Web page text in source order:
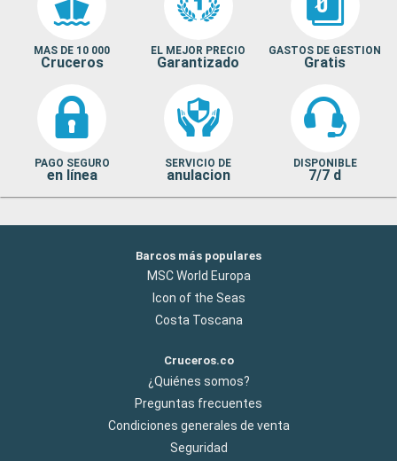
MAS DE 10 000
Cruceros
EL MEJOR PRECIO
Garantizado
GASTOS DE GESTION
Gratis
PAGO SEGURO
en línea
SERVICIO DE
anulacion
DISPONIBLE
7/7 d
Barcos más populares
MSC World Europa
Icon of the Seas
Costa Toscana
Cruceros.co
¿Quiénes somos?
Preguntas frecuentes
Condiciones generales de venta
Seguridad